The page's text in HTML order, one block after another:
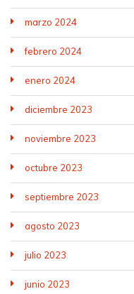
marzo 2024
febrero 2024
enero 2024
diciembre 2023
noviembre 2023
octubre 2023
septiembre 2023
agosto 2023
julio 2023
junio 2023